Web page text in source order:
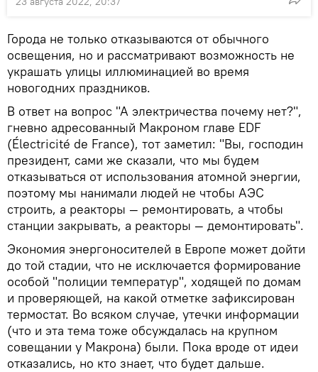
Города не только отказываются от обычного
освещения, но и рассматривают возможность не
украшать улицы иллюминацией во время
новогодних праздников.
В ответ на вопрос "А электричества почему нет?",
гневно адресованный Макроном главе EDF
(Électricité de France), тот заметил: "Вы, господин
президент, сами же сказали, что мы будем
отказываться от использования атомной энергии,
поэтому мы нанимали людей не чтобы АЭС
строить, а реакторы — ремонтировать, а чтобы
станции закрывать, а реакторы — демонтировать".
Экономия энергоносителей в Европе может дойти
до той стадии, что не исключается формирование
особой "полиции температур", ходящей по домам
и проверяющей, на какой отметке зафиксирован
термостат. Во всяком случае, утечки информации
(что и эта тема тоже обсуждалась на крупном
совещании у Макрона) были. Пока вроде от идеи
отказались, но кто знает, что будет дальше.